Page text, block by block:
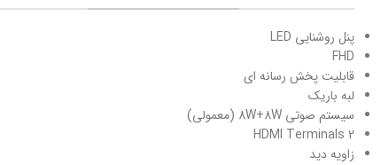
پنل روشنایی LED
FHD
قابلیت پخش رسانه ای
لبه باریک
سیستم صوتی 8W+8W (معمولی)
2 HDMI Terminals
زاویه دید